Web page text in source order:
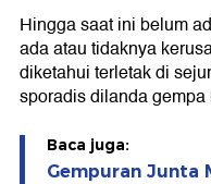
Hingga saat ini belum
ada atau tidaknya
diketahui terletak di
sporadis dilanda gempa
Baca juga:
Gempuran Junta